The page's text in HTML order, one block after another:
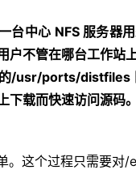
台中心 NFS 服务器
户不管在哪台工作站
/usr/ports/distfiles
下载而快速访问源码。
。这个过程只需要对